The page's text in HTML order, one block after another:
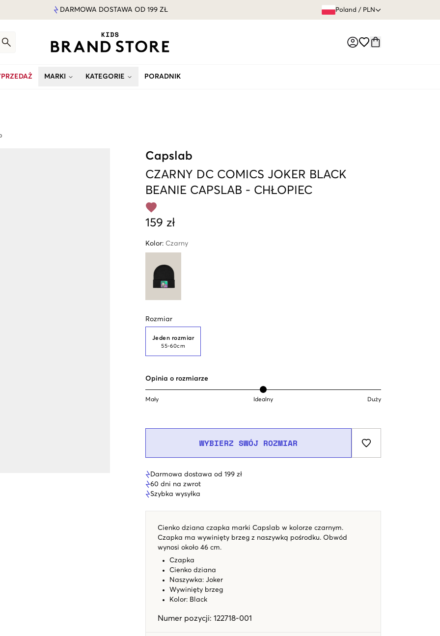
DARMOWA DOSTAWA OD 199 ZŁ Poland / PLN
MARKI KATEGORIE PORADNIK
Capslab
CZARNY DC COMICS JOKER BLACK
BEANIE CAPSLAB - CHŁOPIEC
159 zł
Kolor: Czarny
Rozmiar
Jeden rozmiar
55-60cm
Opinia o rozmiarze
Mały Idealny Duży
WYBIERZ SWÓJ ROZMIAR
Darmowa dostawa od 199 zł
60 dni na zwrot
Szybka wysyłka
Cienko dziana czapka marki Capslab w kolorze czarnym.
Czapka ma wywinięty brzeg z naszywką pośrodku. Obwód
wynosi około 46 cm.
Czapka
Cienko dziana
Naszywka: Joker
Wywinięty brzeg
Kolor: Black
Numer pozycji: 122718-001